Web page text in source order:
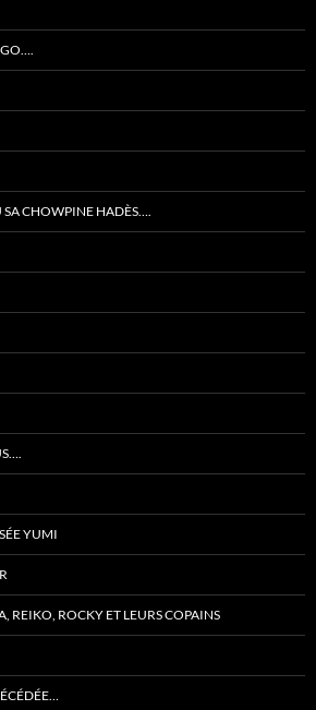
SA CHOWPINE HADÈS….
YUMI
REIKO, ROCKY ET LEURS COPAINS